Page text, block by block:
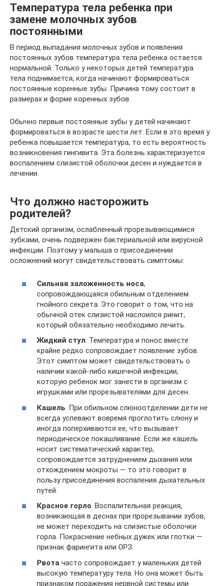
Температура тела ребенка при
замене молочных зубов
постоянными
В период выпадания молочных зубов и появления
постоянных зубов температура тела ребенка остается
нормальной. Только у некоторых детей температура
тела поднимается, когда начинают формироваться
постоянные коренные зубы. Причина тому состоит в
размерах и форме коренных зубов.
Обычно первые постоянные зубы у детей начинают
формироваться в возрасте шести лет. Если в это время у
ребенка повышается температура, то есть вероятность
возникновения гингивита. Эта болезнь характеризуется
воспалением слизистой оболочки десен и нуждается в
лечении.
Что должно насторожить
родителей?
Детский организм, ослабленный прорезывающимися
зубками, очень подвержен бактериальной или вирусной
инфекции. Поэтому у малыша о присоединении
осложнений могут свидетельствовать симптомы:
Сильная заложенность носа,
сопровождающаяся обильным отделением
гнойного секрета. Это говорит о том, что на
обычной отек слизистой наслоился ринит,
который обязательно необходимо лечить.
Жидкий стул. Температура и понос вместе
крайне редко сопровождает появление зубов.
Этот симптом может свидетельствовать о
наличии какой-либо кишечной инфекции,
которую ребенок мог занести в организм с
игрушками или прорезывателями для десен.
Кашель . При обильном слюноотделении дети не
всегда успевают вовремя проглотить слюну и
иногда поперхиваются ее, что вызывает
периодическое покашливание. Если же кашель
носит систематический характер,
сопровождается затруднением дыхания или
отхождением мокроты — то это говорит в
пользу присоединения воспаления дыхательных
путей.
Красное горло. Воспалительная реакция,
возникающая в деснах при прорезывании зубов,
не может переходить на слизистые оболочки
горла. Покраснение небных дужек или глотки —
признак фарингита или ОРЗ.
Рвота часто сопровождает у маленьких детей
высокую температуру тела. Но она может быть
признаком поражения нервной системы или